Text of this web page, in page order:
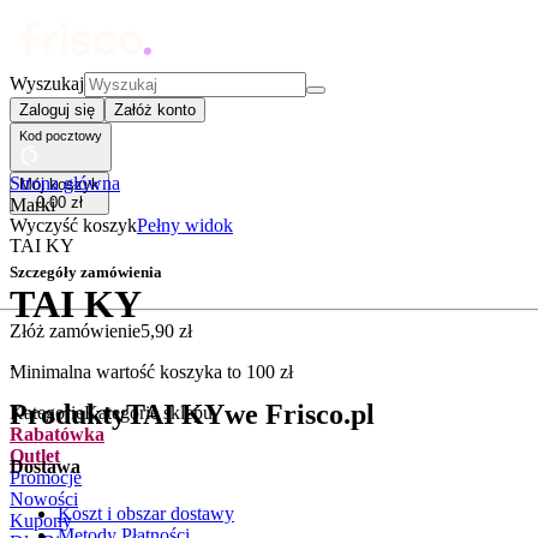
Wyszukaj
Zaloguj się Załóż konto
Kod pocztowy
Mój koszyk
0,00 zł
Wyczyść koszykPełny widok
Szczegóły zamówienia
Złóż zamówienie5,90 zł
Minimalna wartość koszyka to 100 zł
KategorieKategorie sklepu
Rabatówka
Outlet
Promocje
Nowości
Kupony
Strona główna
Marki
TAI KY
TAI KY
.
ProduktyTAI KYwe Frisco.pl
Dostawa
Koszt i obszar dostawy